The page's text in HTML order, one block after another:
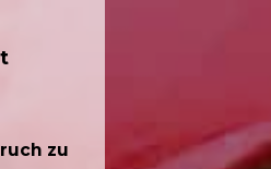
zu